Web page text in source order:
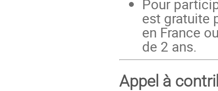
Pour
est gratuite
en France
de 2 ans.
Appel à